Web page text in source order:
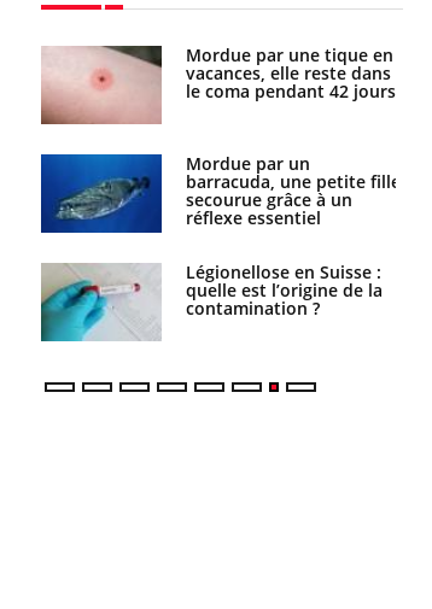
Mordue par une tique en
vacances, elle reste dans
le coma pendant 42 jours
Mordue par un
barracuda, une petite fille
secourue grâce à un
réflexe essentiel
Légionellose en Suisse :
quelle est l’origine de la
contamination ?
Allergies alimentaires :
une nouvelle arme contre
les réactions sévères
Comment gérer le
sommeil des enfants en
vacances ?
Bilan prévention : ce que
les kinés pourront
bientôt faire